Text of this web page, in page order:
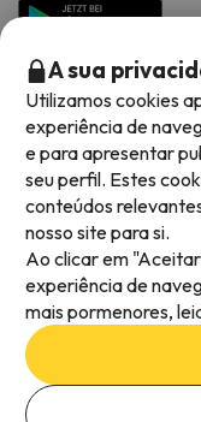
Métodos de
Termos e condições
Privacidade dos
Política de cookies
A sua
Utilizamos cookies
experiência de
e para apresentar
seu perfil. Estes
conteúdos
nosso site para si.
Ao clicar em
experiência de
mais pormenores,